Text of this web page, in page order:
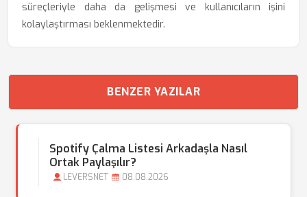
süreçleriyle daha da gelişmesi ve kullanıcıların işini
kolaylaştırması beklenmektedir.
BENZER YAZILAR
Spotify Çalma Listesi Arkadaşla Nasıl
Ortak Paylaşılır?
LEVERSNET 08.08.2026